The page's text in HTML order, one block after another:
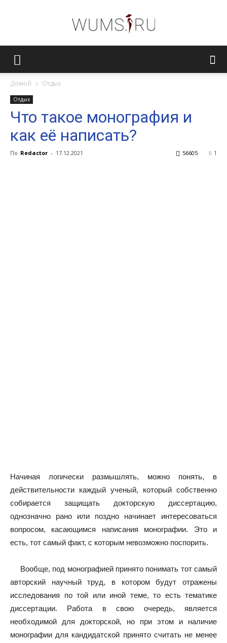
Домой Отдых
Отдых
Что такое монография и
как её написать?
По Redactor - 17.12.2021 1
56605
Начиная логически размышлять, можно понять, в
действительности каждый ученый, который собственно
собирается защищать докторскую диссертацию,
однозначно рано или поздно начинает интересоваться
вопросом, касающимся написания монографии. Это и
есть, тот самый факт, с которым невозможно поспорить.
Вообще, под монографией принято понимать тот самый
авторский научный труд, в котором будут отражены
исследования по той или иной теме, то есть тематике
диссертации. Работа в свою очередь, является
необходимой для докторской, но при этом и наличие
монографии для кандидатской принято считать не менее